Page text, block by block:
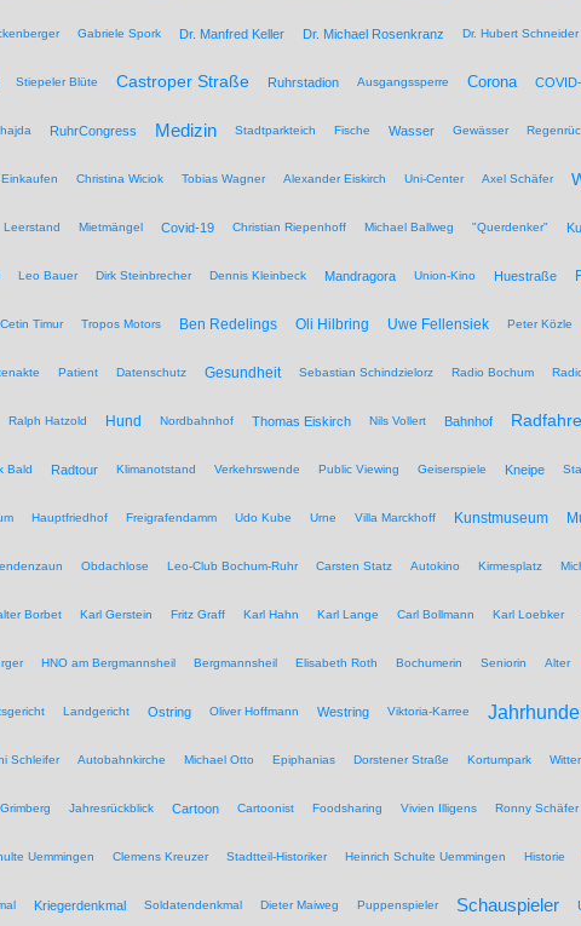
Gabriele Spork Dr. Manfred Keller Dr. Michael Rosenkranz Dr. Hubert Schneider
Stiepeler Blüte Castroper Straße Ruhrstadion Ausgangssperre Corona
RuhrCongress Medizin Stadtparkteich Fische Wasser Gewässer
Einkaufen Christina Wiciok Tobias Wagner Alexander Eiskirch Uni-Center Axel Schäfer
Leerstand Mietmängel Covid-19 Christian Riepenhoff Michael Ballweg "Querdenker"
Leo Bauer Dirk Steinbrecher Dennis Kleinbeck Mandragora Union-Kino Huestraße
Cetin Timur Tropos Motors Ben Redelings Oli Hilbring Uwe Fellensiek Peter Közle
Patient Datenschutz Gesundheit Sebastian Schindzielorz Radio Bochum
Ralph Hatzold Hund Nordbahnhof Thomas Eiskirch Nils Vollert Bahnhof
Bald Radtour Klimanotstand Verkehrswende Public Viewing Geiserspiele Kneipe
Hauptfriedhof Freigrafendamm Udo Kube Urne Villa Marckhoff Kunstmuseum
Obdachlose Leo-Club Bochum-Ruhr Carsten Statz Autokino Kirmesplatz
Borbet Karl Gerstein Fritz Graff Karl Hahn Karl Lange Carl Bollmann Karl Loebker
HNO am Bergmannsheil Bergmannsheil Elisabeth Roth Bochumerin Seniorin Alter
Landgericht Ostring Oliver Hoffmann Westring Viktoria-Karree
Schleifer Autobahnkirche Michael Otto Epiphanias Dorstener Straße Kortumpark
Jahresrückblick Cartoon Cartoonist Foodsharing Vivien Illigens Ronny Schäfer
Uemmingen Clemens Kreuzer Stadtteil-Historiker Heinrich Schulte Uemmingen Historie
Kriegerdenkmal Soldatendenkmal Dieter Maiweg Puppenspieler Schauspieler